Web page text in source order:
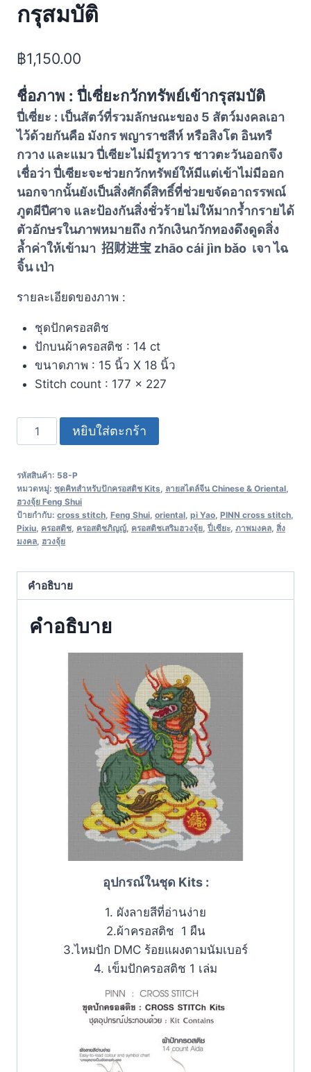
กรุสมบัติ
฿1,150.00
ชื่อภาพ : ปี่เซี่ยะกวักทรัพย์เข้ากรุสมบัติ
ปี่เซี่ยะ : เป็นสัตว์ที่รวมลักษณะของ 5 สัตว์มงคลเอา
ไว้ด้วยกันคือ มังกร พญาราชสีห์ หรือสิงโต อินทรี
กวาง และแมว ปี่เซียะไม่มีรูทวาร ชาวตะวันออกจึง
เชื่อว่า ปี่เซียะจะช่วยกวักทรัพย์ให้มีแต่เข้าไม่มีออก
นอกจากนั้นยังเป็นสิ่งศักดิ์สิทธิ์ที่ช่วยขจัดอาถรรพณ์
ภูตผีปีศาจ และป้องกันสิ่งชั่วร้ายไม่ให้มากร้ำกรายได้
ตัวอักษรในภาพหมายถึง กวักเงินกวักทองดึงดูดสิ่ง
ล้ำค่าให้เข้ามา 招财进宝 zhāo cái jìn bǎo เจา ไฉ
จิ้น เป่า
รายละเอียดของภาพ :
ชุดปักครอสติช
ปักบนผ้าครอสติช : 14 ct
ขนาดภาพ : 15 นิ้ว X 18 นิ้ว
Stitch count : 177 x 227
หยิบใส่ตะกร้า
รหัสสินค้า: 58-P
หมวดหมู่: ชุดคิทสำหรับปักครอสติช Kits ลายสไตล์จีน Chinese & Oriental
ฮวงจุ้ย Feng Shui
ป้ายกำกับ: cross stitch Feng Shui oriental pi Yao PINN cross stitch
Pixiu ครอสติช ครอสติชภิญญ์ ครอสติชเสริมฮวงจุ้ย ,ปี่เซียะ ภาพมงคล สิ่ง
มงคล ฮวงจุ้ย
คำอธิบาย
คำอธิบาย
อุปกรณ์ในชุด Kits :
1. ผังลายสีที่อ่านง่าย
2.ผ้าครอสติช 1 ผืน
3.ไหมปัก DMC ร้อยแผงตามนัมเบอร์
4. เข็มปักครอสติช 1 เล่ม